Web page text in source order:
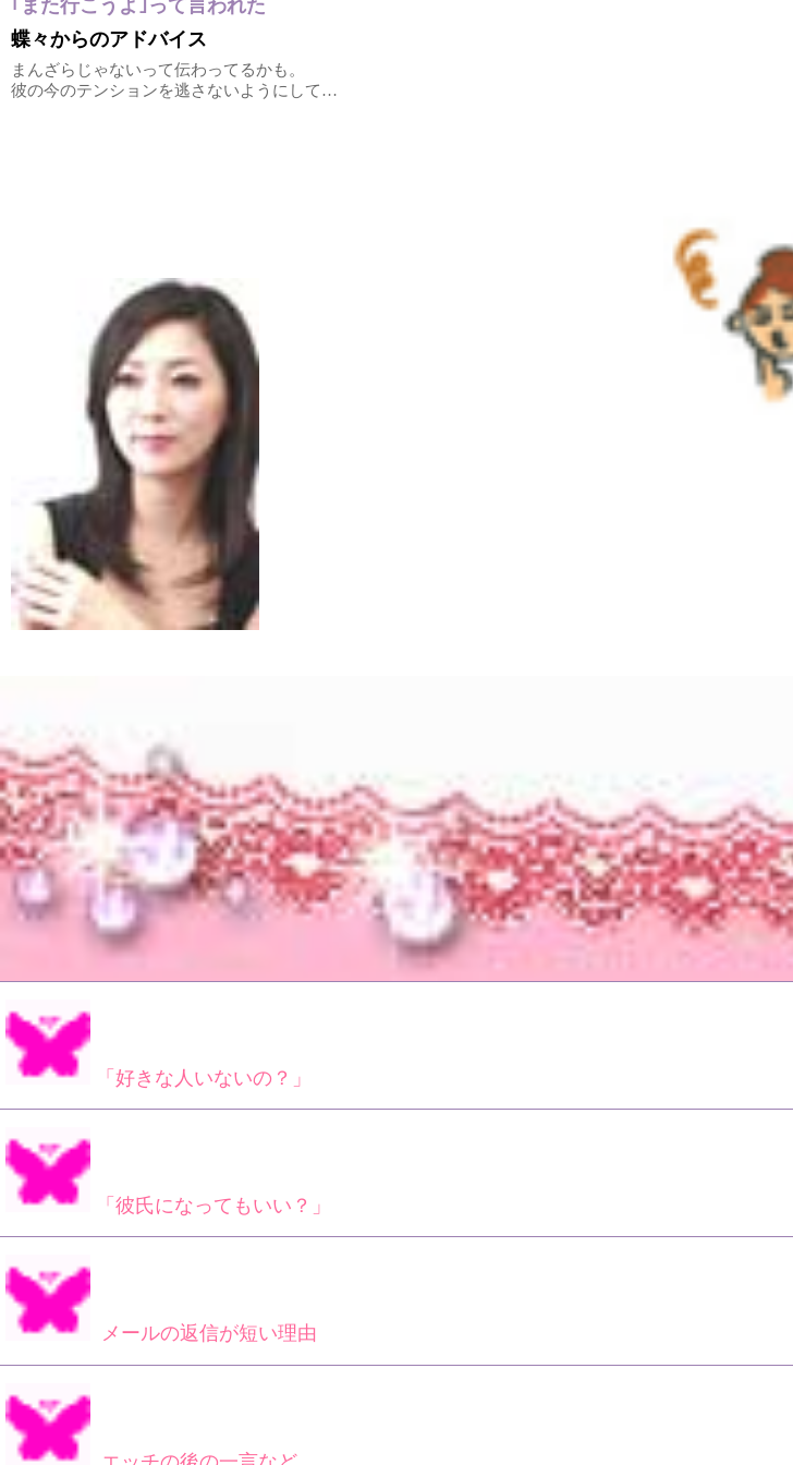
｢また行こうよ｣って言われた
蝶々からのアドバイス
まんざらじゃないって伝わってるかも。
彼の今のテンションを逃さないようにして…
「好きな人いないの？」
「彼氏になってもいい？」
メールの返信が短い理由